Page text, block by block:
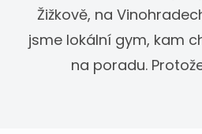
Žižkově, na
jsme lokální gym, kam
na poradu.